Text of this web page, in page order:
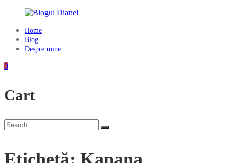
content
Blogul
Dianei
Blognotes
călătorii
și
finețuri
Home
Blog
Despre mine
0
Cart
Search
for:
Search